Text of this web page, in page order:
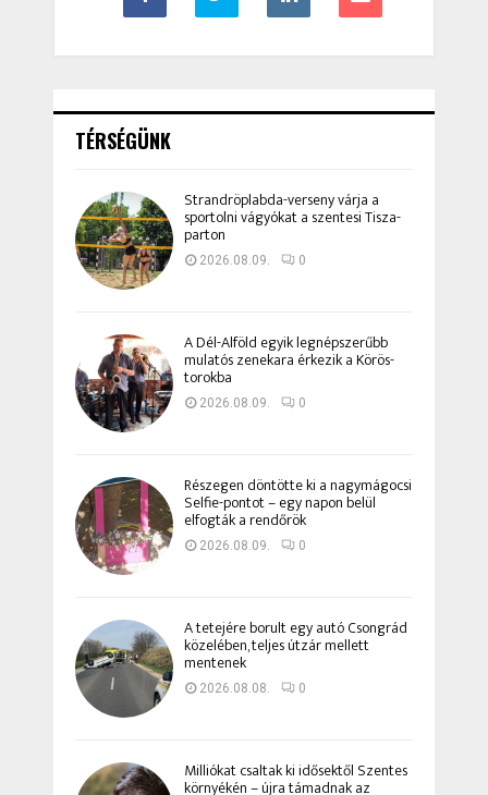
TÉRSÉGÜNK
Strandröplabda-verseny várja a
sportolni vágyókat a szentesi Tisza-
parton
2026.08.09. 0
A Dél-Alföld egyik legnépszerűbb
mulatós zenekara érkezik a Körös-
torokba
2026.08.09. 0
Részegen döntötte ki a nagymágocsi
Selfie-pontot – egy napon belül
elfogták a rendőrök
2026.08.09. 0
A tetejére borult egy autó Csongrád
közelében, teljes útzár mellett
mentenek
2026.08.08. 0
Milliókat csaltak ki idősektől Szentes
környékén – újra támadnak az